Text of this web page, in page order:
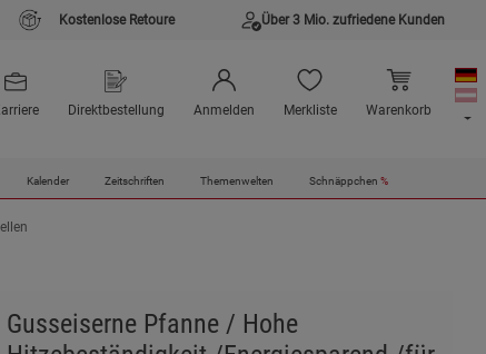
Kostenlose Retoure Über 3 Mio. zufriedene Kunden
Direktbestellung Anmelden Merkliste Warenkorb
Kalender Zeitschriften Themenwelten Schnäppchen %
Gusseiserne Pfanne / Hohe